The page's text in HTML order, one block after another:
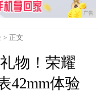
广告
> 正文
物！荣耀
42mm体验